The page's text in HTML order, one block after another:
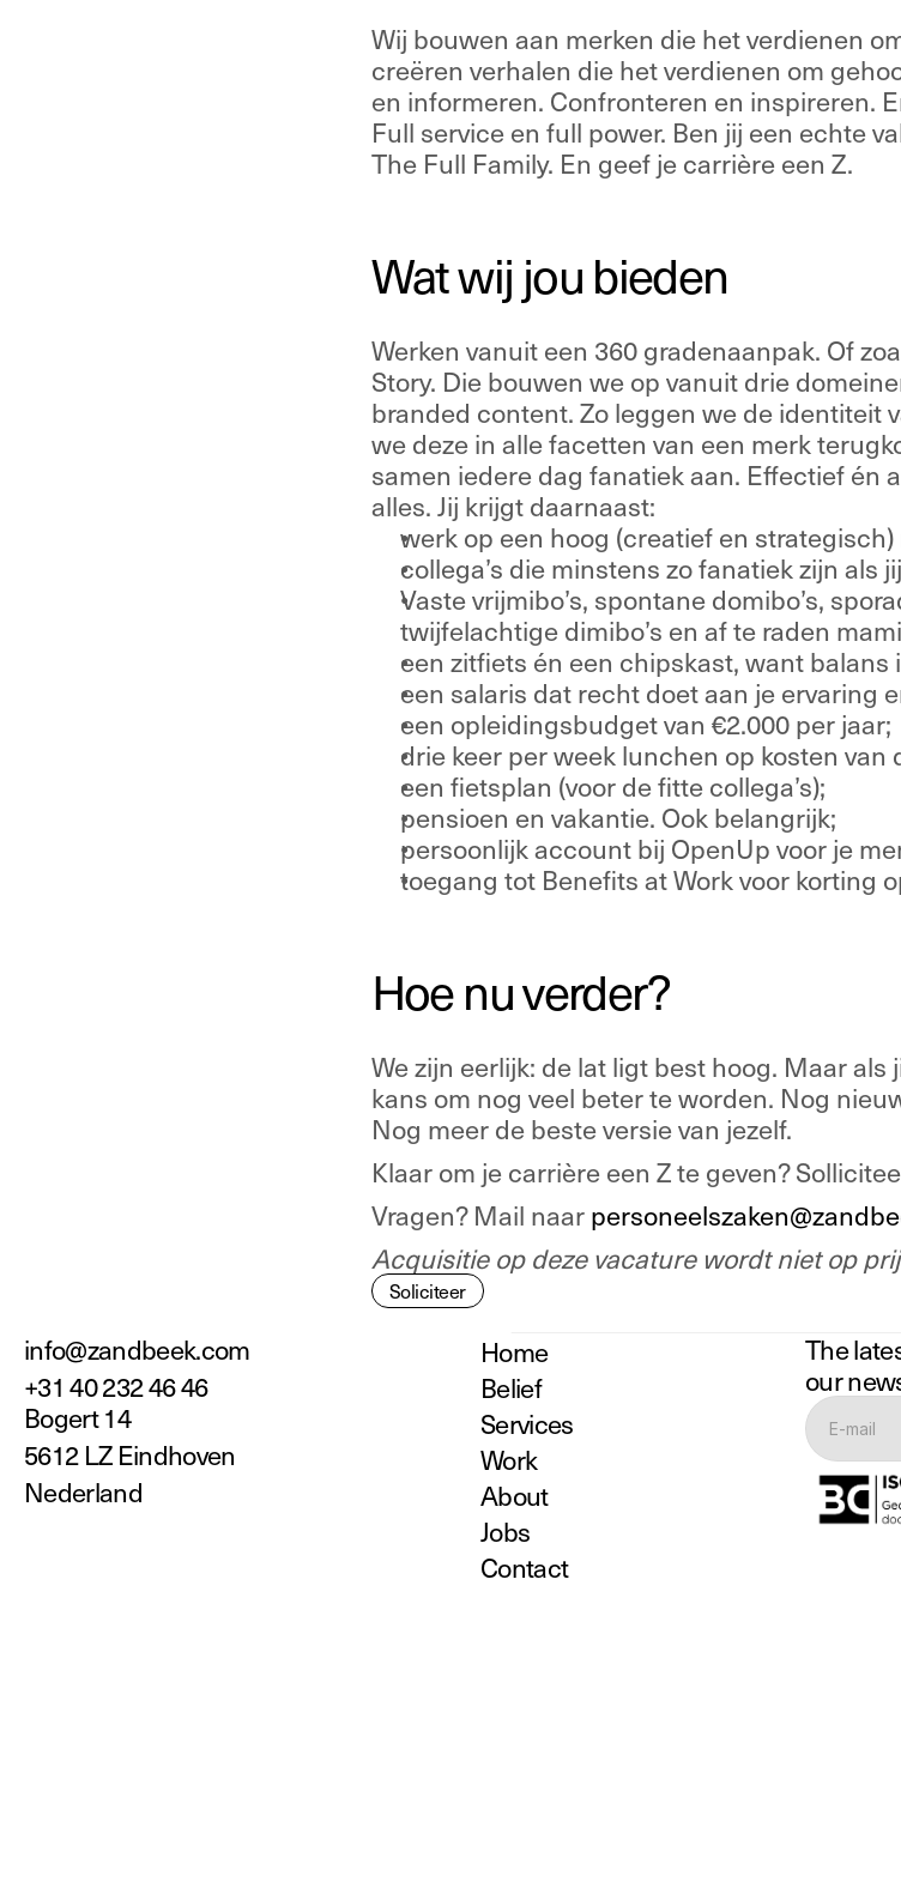
Wij bouwen aan merken die het verdienen
creëren verhalen die het verdienen om
en informeren. Confronteren en inspireren.
Full service en full power. Ben jij een echte
The Full Family. En geef je carrière een Z.
Wat wij jou bieden
Werken vanuit een 360 gradenaanpak. Of
Story. Die bouwen we op vanuit drie
branded content. Zo leggen we de identiteit
we deze in alle facetten van een merk
samen iedere dag fanatiek aan. Effectief én
alles. Jij krijgt daarnaast:
werk op een hoog (creatief en strategisch)
collega’s die minstens zo fanatiek zijn als
Vaste vrijmibo’s, spontane domibo’s,
twijfelachtige dimibo’s en af te raden
een zitfiets én een chipskast, want balans
een salaris dat recht doet aan je ervaring
een opleidingsbudget van €2.000 per jaar;
drie keer per week lunchen op kosten van
een fietsplan (voor de fitte collega’s);
pensioen en vakantie. Ook belangrijk;
persoonlijk account bij OpenUp voor je
toegang tot Benefits at Work voor korting
Hoe nu verder?
We zijn eerlijk: de lat ligt best hoog. Maar
kans om nog veel beter te worden. Nog
Nog meer de beste versie van jezelf.
Klaar om je carrière een Z te geven?
Vragen? Mail naar
Acquisitie op deze vacature wordt niet op
Soliciteer
info@zandbeek.com
+31 40 232 46 46
Bogert 14
5612 LZ Eindhoven
Nederland
Home
Belief
Services
Work
About
Jobs
Contact
The
our